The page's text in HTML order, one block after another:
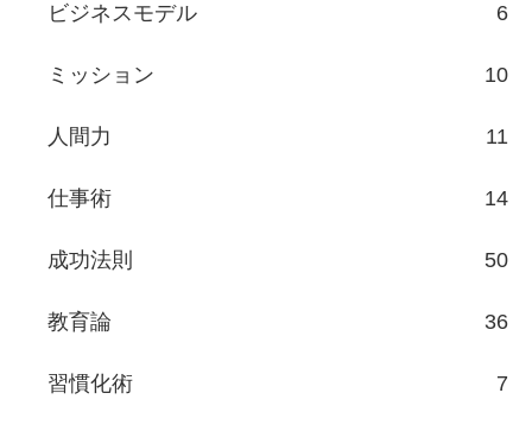
ビジネスモデル 6
ミッション 10
人間力 11
仕事術 14
成功法則 50
教育論 36
習慣化術 7